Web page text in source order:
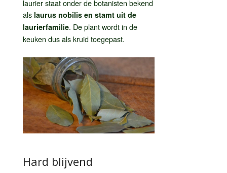
laurier staat onder de botanisten bekend
als laurus nobilis en stamt uit de
laurierfamilie. De plant wordt in de
keuken dus als kruid toegepast.
Hard blijvend